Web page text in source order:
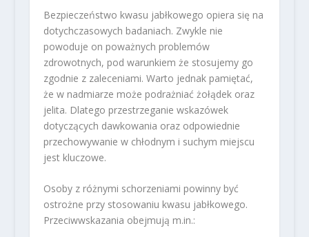
Bezpieczeństwo kwasu jabłkowego opiera się na
dotychczasowych badaniach. Zwykle nie
powoduje on poważnych problemów
zdrowotnych, pod warunkiem że stosujemy go
zgodnie z zaleceniami. Warto jednak pamiętać,
że w nadmiarze może podrażniać żołądek oraz
jelita. Dlatego przestrzeganie wskazówek
dotyczących dawkowania oraz odpowiednie
przechowywanie w chłodnym i suchym miejscu
jest kluczowe.
Osoby z różnymi schorzeniami powinny być
ostrożne przy stosowaniu kwasu jabłkowego.
Przeciwwskazania obejmują m.in.: